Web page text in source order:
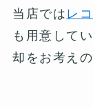
当店では レ
も用意して
却をお考え